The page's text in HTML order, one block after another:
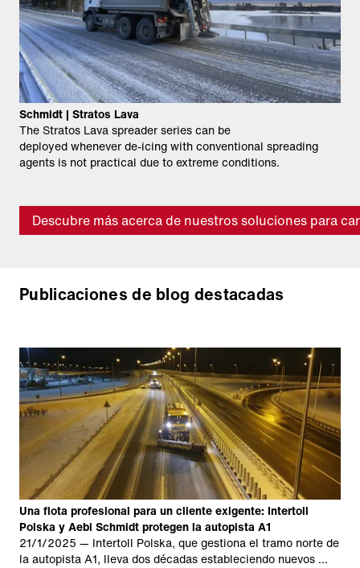
Schmidt | Stratos Lava
The Stratos Lava spreader series can be
deployed whenever de-icing with conventional spreading
agents is not practical due to extreme conditions.
Descubre más acerca de nuestros soluciones para
Publicaciones de blog destacadas
Una flota profesional para un cliente exigente: Intertoll
Polska y Aebi Schmidt protegen la autopista A1
21/1/2025 — Intertoll Polska, que gestiona el tramo norte de
la autopista A1, lleva dos décadas estableciendo nuevos …